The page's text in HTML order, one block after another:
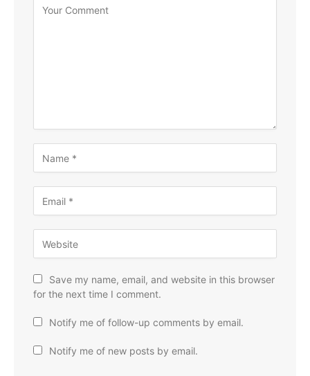
Save my name, email, and website in this browser
for the next time I comment.
Notify me of follow-up comments by email.
Notify me of new posts by email.